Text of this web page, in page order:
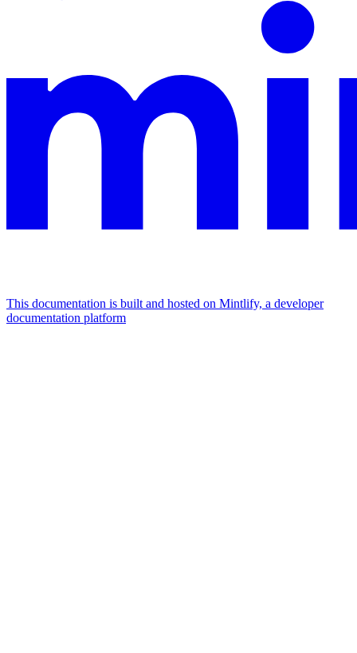
This documentation is built and hosted on Mintlify, a developer
documentation platform